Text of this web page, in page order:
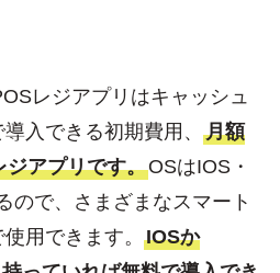
レジアプリはキャッシュ
入できる初期費用、 月額
ジアプリです。OSはIOS・
ので、さまざまなスマート
用できます。 IOSか